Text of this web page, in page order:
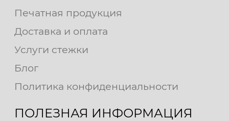
Печатная продукция
Доставка и оплата
Услуги стежки
Блог
Политика конфиденциальности
ПОЛЕЗНАЯ ИНФОРМАЦИЯ